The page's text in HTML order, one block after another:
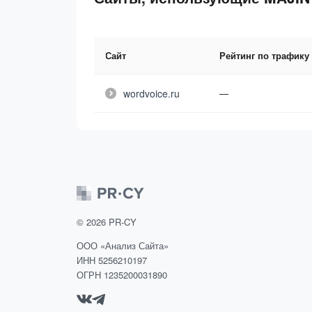
Сайт Рейтинг по трафику
wordvoice.ru —
© 2026 PR-CY
ООО «Анализ Сайта»
ИНН 5256210197
ОГРН 1235200031890